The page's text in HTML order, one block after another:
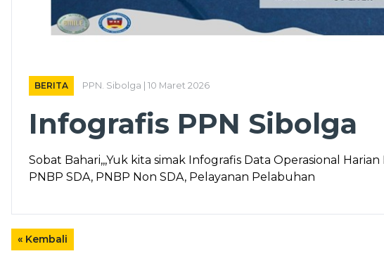
BERITA PPN. Sibolga | 10 Maret 2026
Infografis PPN Sibolga
Sobat Bahari,,,Yuk kita simak Infografis Data Operasional
PNBP SDA, PNBP Non SDA, Pelayanan Pelabuhan
« Kembali